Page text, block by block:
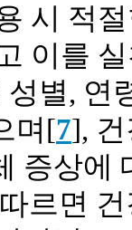
시 적
이를
별, 연
며[7],
증상에
르면